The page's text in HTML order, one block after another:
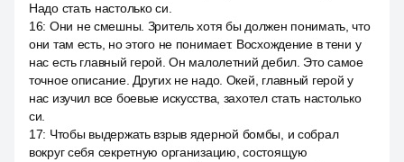
Надо стать настолько си.
16: Они не смешны. Зритель хотя бы должен понимать, что
они там есть, но этого не понимает. Восхождение в тени у
нас есть главный герой. Он малолетний дебил. Это самое
точное описание. Других не надо. Окей, главный герой у
нас изучил все боевые искусства, захотел стать настолько
си.
17: Чтобы выдержать взрыв ядерной бомбы, и собрал
вокруг себя секретную организацию, состоящую